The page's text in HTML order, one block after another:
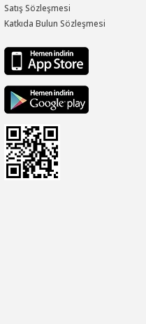
Satış Sözleşmesi
Katkıda Bulun Sözleşmesi